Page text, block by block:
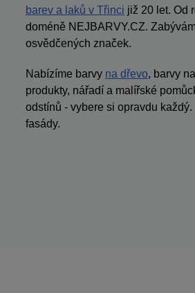
barev a laků v Třinci již 20 let. Od
doméně NEJBARVY.CZ.
osvědčených značek.
Nabízíme barvy na dřevo, barvy
produkty, nářadí a malířské
odstínů - vybere si opravdu
fasády.